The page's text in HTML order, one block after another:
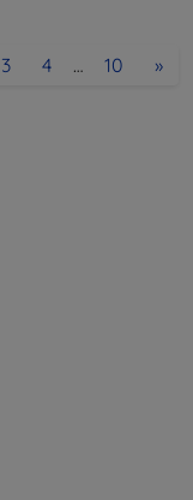
3 4 … 10 »